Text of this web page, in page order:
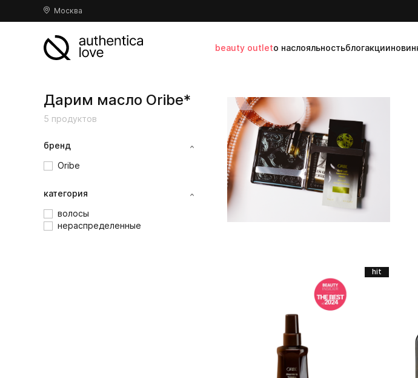
Москва
beauty outletо наслояльностьблогакции
Дарим масло Oribe*
5 продуктов
бренд
Oribe
категория
волосы
нераспределенные
hit